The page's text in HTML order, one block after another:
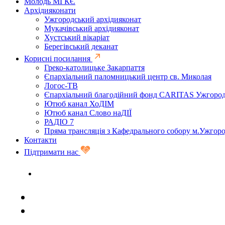
Архідияконати
Ужгородський архідияконат
Мукачівський архідияконат
Хустський вікаріат
Берегівський деканат
Корисні посилання
Греко-католицьке Закарпаття
Єпархіальний паломницький центр св. Миколая
Логос-ТВ
Єпархіальний благодійний фонд CARITAS
Ютюб канал ХоДІМ
Ютюб канал Слово наДІЇ
РАДІО 7
Пряма трансляція з Кафедрального собору
Контакти
Підтримати нас